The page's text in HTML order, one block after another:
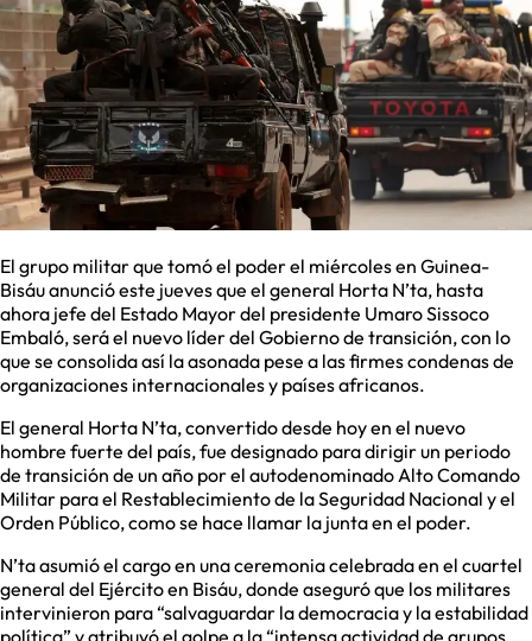
El grupo militar que tomó el poder el miércoles en Guinea-
Bisáu anunció este jueves que el general Horta N’ta, hasta
ahora jefe del Estado Mayor del presidente Umaro Sissoco
Embaló, será el nuevo líder del Gobierno de transición, con lo
que se consolida así la asonada pese a las firmes condenas de
organizaciones internacionales y países africanos.
El general Horta N’ta, convertido desde hoy en el nuevo
hombre fuerte del país, fue designado para dirigir un periodo
de transición de un año por el autodenominado Alto Comando
Militar para el Restablecimiento de la Seguridad Nacional y el
Orden Público, como se hace llamar la junta en el poder.
N’ta asumió el cargo en una ceremonia celebrada en el cuartel
general del Ejército en Bisáu, donde aseguró que los militares
intervinieron para “salvaguardar la democracia y la estabilidad